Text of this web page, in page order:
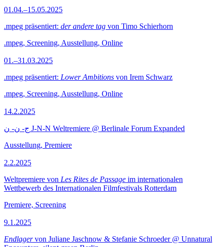
01.04.–15.05.2025
.mpeg präsentiert: der andere tag von Timo Schierhorn
.mpeg, Screening, Ausstellung, Online
01.–31.03.2025
.mpeg präsentiert: Lower Ambitions von Irem Schwarz
.mpeg, Screening, Ausstellung, Online
14.2.2025
ج- ن- ن J-N-N Weltremiere @ Berlinale Forum Expanded
Ausstellung, Premiere
2.2.2025
Weltpremiere von Les Rites de Passage im internationalen
Wettbewerb des Internationalen Filmfestivals Rotterdam
Premiere, Screening
9.1.2025
Endlagervon Juliane Jaschnow & Stefanie Schroeder @ Unnatural